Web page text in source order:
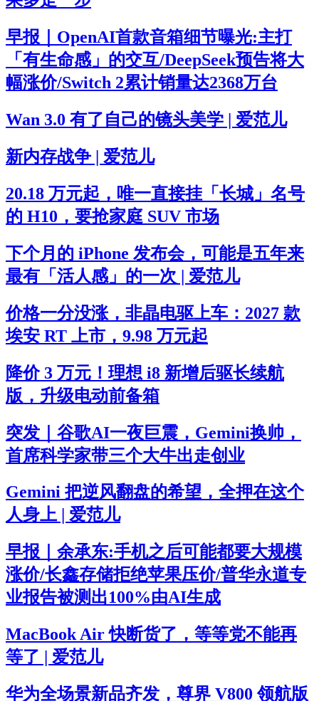
早报｜OpenAI首款音箱细节曝光:主打
「有生命感」的交互/DeepSeek预告将大
幅涨价/Switch 2累计销量达2368万台
Wan 3.0 有了自己的镜头美学 | 爱范儿
新内存战争 | 爱范儿
20.18 万元起，唯一直接挂「长城」名号
的 H10，要抢家庭 SUV 市场
下个月的 iPhone 发布会，可能是五年来
最有「活人感」的一次 | 爱范儿
价格一分没涨，非晶电驱上车：2027 款
埃安 RT 上市，9.98 万元起
降价 3 万元！理想 i8 新增后驱长续航
版，升级电动前备箱
突发｜谷歌AI一夜巨震，Gemini换帅，
首席科学家带三个大牛出走创业
Gemini 把逆风翻盘的希望，全押在这个
人身上 | 爱范儿
早报｜余承东:手机之后可能都要大规模
涨价/长鑫存储拒绝苹果压价/普华永道专
业报告被测出100%由AI生成
MacBook Air 快断货了，等等党不能再
等了 | 爱范儿
华为全场景新品齐发，尊界 V800 领航版